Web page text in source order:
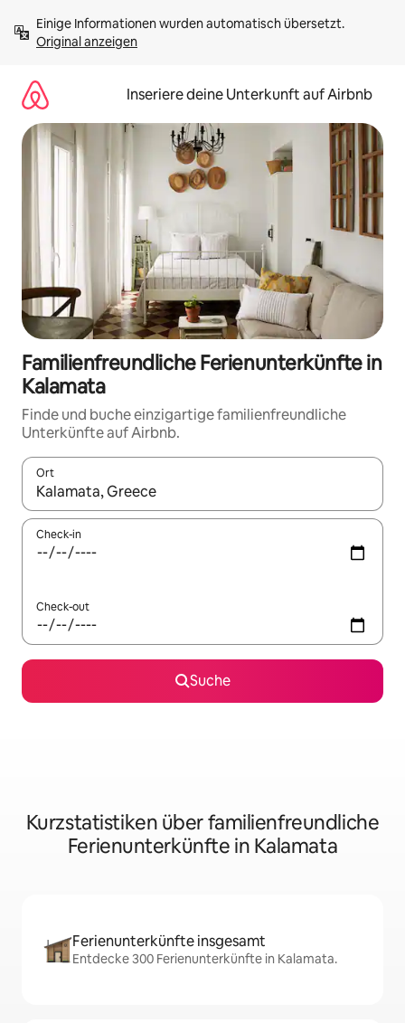
Inhalten
springenOriginal anzeigen
Inseriere deine Unterkunft auf Airbnb
Familienfreundliche Ferienunterkünfte in
Kalamata
Finde und buche einzigartige familienfreundliche
Unterkünfte auf Airbnb.
Ort
Wenn Ergebnisse verfügbar sind, navigiere mit den
Check-in
Check-out
Suche
Kurzstatistiken über familienfreundliche
Ferienunterkünfte in Kalamata
Ferienunterkünfte insgesamt
Entdecke 300 Ferienunterkünfte in Kalamata.